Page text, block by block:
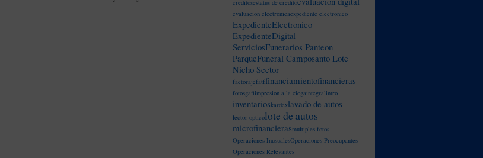
creditosestatus de credito
evaluacion electronicaexpediente electronico
ExpedienteElectronico
ExpedienteDigital
ServiciosFunerarios Panteon
ParqueFuneral Camposanto Lote
Nicho Sector
factorajefatffinanciamientofinancieras
fotosgafiimpresion a la ciegaintegralintro
inventarioskardexlavado de autos
lector opticolote de autos
microfinancierasmultiples fotos
Operaciones InusualesOperaciones Preocupantes
Operaciones Relevantes